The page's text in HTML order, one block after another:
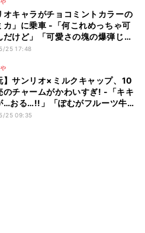
オキャラがチョコミントカラーの
カ」に乗車 -「何これめっちゃ可
だけど」「可愛さの塊の爆弾じゃ
とネット沸く
25 17:48
】サンリオ×ミルクキャップ、10
のチャームがかわいすぎ! -「キキ
…おる…!!」「ぽむがフルーツ牛乳
れしい」と話題
25 09:35